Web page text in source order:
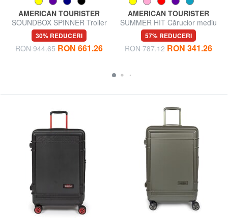
AMERICAN TOURISTER
SOUNDBOX SPINNER Troller
mediu, extensibil
30% REDUCERI
RON 944.65 RON 661.26
AMERICAN TOURISTER
SUMMER HIT Cărucior mediu
57% REDUCERI
RON 787.12 RON 341.26